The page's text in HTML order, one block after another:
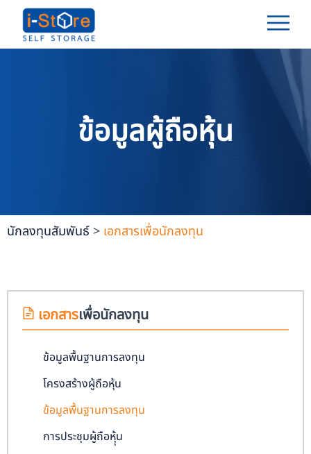
ข้อมูลผู้ถือหุ้น
นักลงทุนสัมพันธ์ > เอกสารเพื่อนักลงทุน
เอกสารเพื่อนักลงทุน​
ข้อมูลพื้นฐานการลงทุน
โครงสร้างผู้ถือหุ้น
ข้อมูลพื้นฐานการลงทุน
การประชุมผู้ถือหุุ้น